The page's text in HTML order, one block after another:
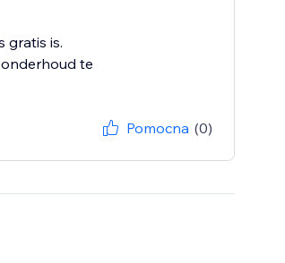
gratis is.
te
Pomocna (0)